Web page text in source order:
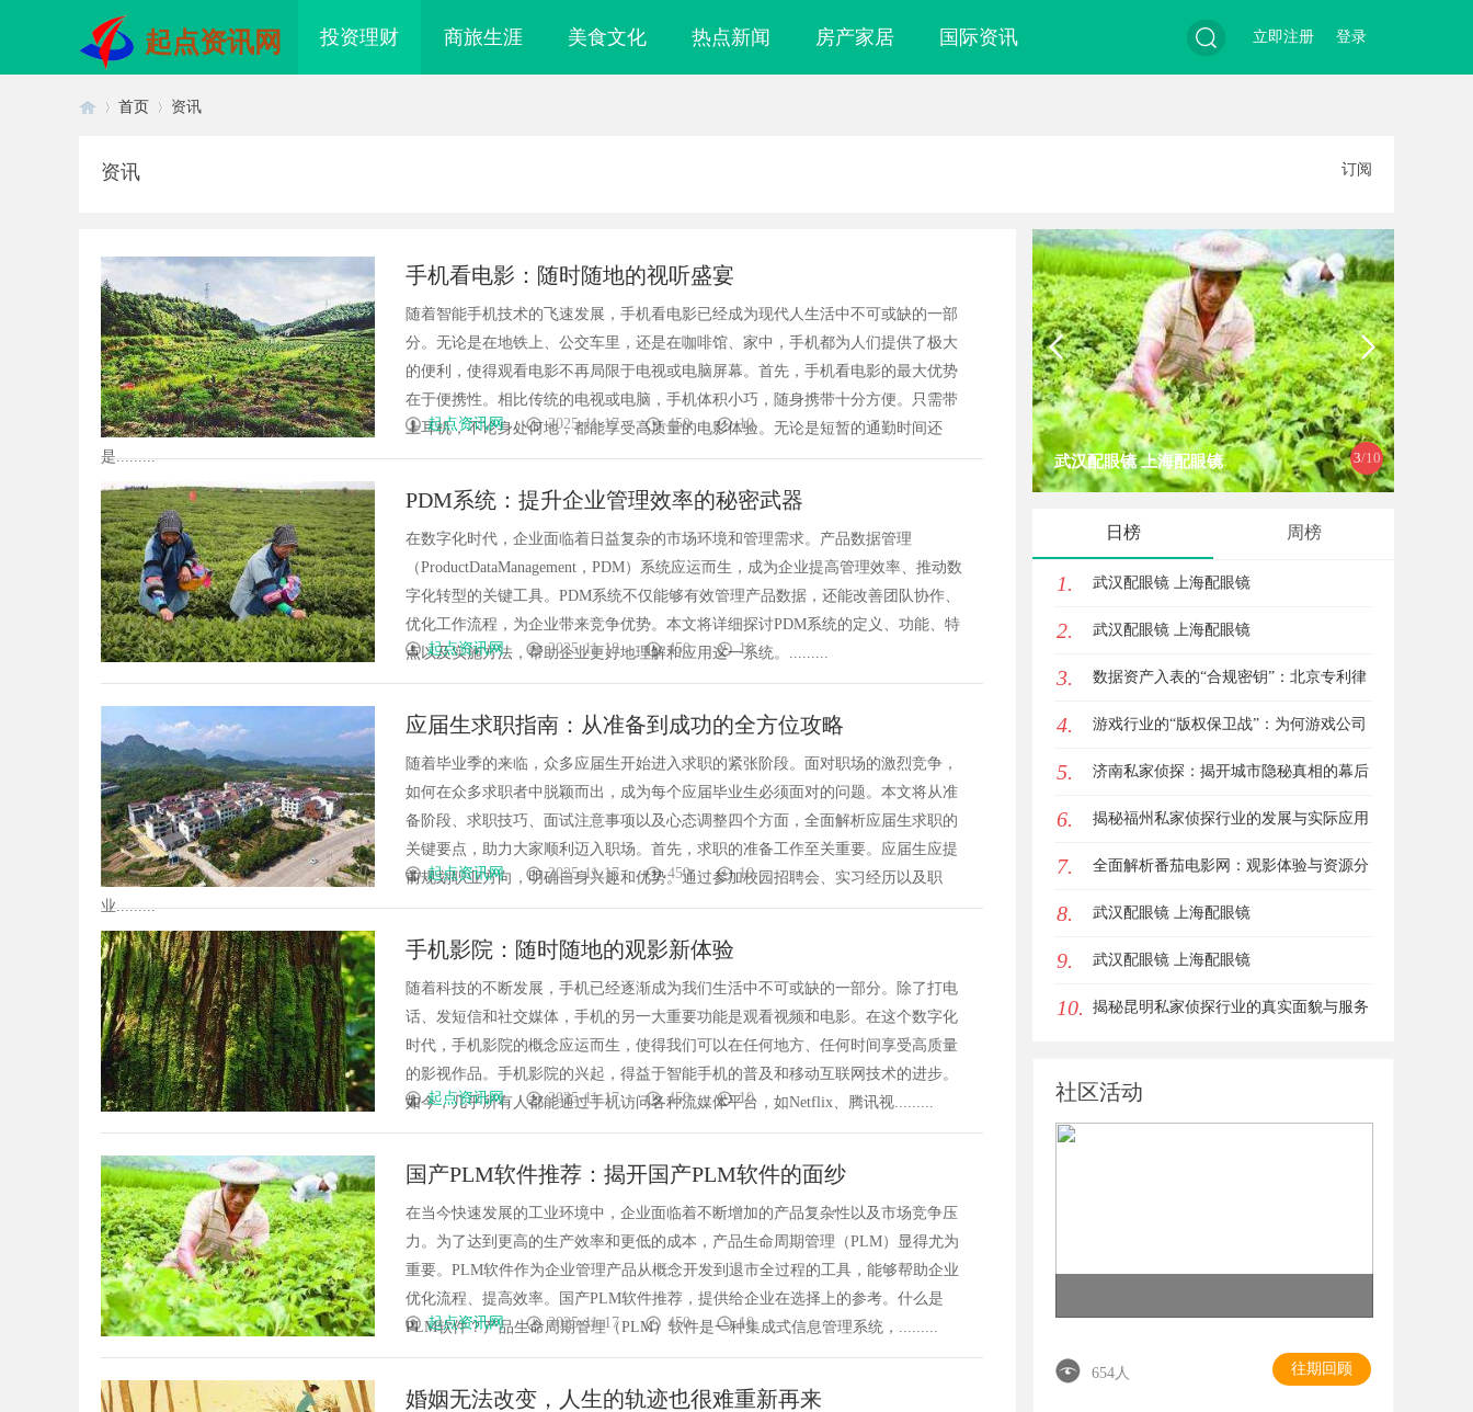
起点资讯网 投资理财 商旅生涯 美食文化 热点新闻 房产家居 国际资讯
索
登录
立即注册
首页 资讯
资讯 订阅
手机看电影：随时随地的视听盛宴
随着智能手机技术的飞速发展，手机看电影已经成为现代人生活中不可或缺的一部
分。无论是在地铁上、公交车里，还是在咖啡馆、家中，手机都为人们提供了极大
的便利，使得观看电影不再局限于电视或电脑屏幕。首先，手机看电影的最大优势
在于便携性。相比传统的电视或电脑，手机体积小巧，随身携带十分方便。只需带
上耳机，不论身处何地，都能享受高质量的电影体验。无论是短暂的通勤时间还
是.........
起点资讯网 2025-11-17 450 10
PDM系统：提升企业管理效率的秘密武器
在数字化时代，企业面临着日益复杂的市场环境和管理需求。产品数据管理
（ProductDataManagement，PDM）系统应运而生，成为企业提高管理效率、推动数
字化转型的关键工具。PDM系统不仅能够有效管理产品数据，还能改善团队协作、
优化工作流程，为企业带来竞争优势。本文将详细探讨PDM系统的定义、功能、特
点以及实施方法，帮助企业更好地理解和应用这一系统。.........
起点资讯网 2025-11-18 450 10
应届生求职指南：从准备到成功的全方位攻略
随着毕业季的来临，众多应届生开始进入求职的紧张阶段。面对职场的激烈竞争，
如何在众多求职者中脱颖而出，成为每个应届毕业生必须面对的问题。本文将从准
备阶段、求职技巧、面试注意事项以及心态调整四个方面，全面解析应届生求职的
关键要点，助力大家顺利迈入职场。首先，求职的准备工作至关重要。应届生应提
前规划职业方向，明确自身兴趣和优势。通过参加校园招聘会、实习经历以及职
业.........
起点资讯网 2025-11-17 450 10
手机影院：随时随地的观影新体验
随着科技的不断发展，手机已经逐渐成为我们生活中不可或缺的一部分。除了打电
话、发短信和社交媒体，手机的另一大重要功能是观看视频和电影。在这个数字化
时代，手机影院的概念应运而生，使得我们可以在任何地方、任何时间享受高质量
的影视作品。手机影院的兴起，得益于智能手机的普及和移动互联网技术的进步。
如今，几乎所有人都能通过手机访问各种流媒体平台，如Netflix、腾讯视.........
起点资讯网 2025-11-17 450 10
国产PLM软件推荐：揭开国产PLM软件的面纱
在当今快速发展的工业环境中，企业面临着不断增加的产品复杂性以及市场竞争压
力。为了达到更高的生产效率和更低的成本，产品生命周期管理（PLM）显得尤为
重要。PLM软件作为企业管理产品从概念开发到退市全过程的工具，能够帮助企业
优化流程、提高效率。国产PLM软件推荐，提供给企业在选择上的参考。什么是
PLM软件？产品生命周期管理（PLM）软件是一种集成式信息管理系统，.........
起点资讯网 2025-11-17 450 10
婚姻无法改变，人生的轨迹也很难重新再来
3/10
动，一眼万年！久匠量身定制
唇，才是你整张脸的点睛之
颜系女生的气质加分项
红果影视：引领新时代影视娱乐的创
新先锋
追风影视：引领数字影视新时代的创
新力量
武汉配眼镜 上海配眼镜
日榜 周榜
1. 武汉配眼镜 上海配眼镜
2. 武汉配眼镜 上海配眼镜
3. 数据资产入表的“合规密钥”：北京专利律
师如何为数据知识产权登记扫清障碍
4. 游戏行业的“版权保卫战”：为何游戏公司
离不开版权律师
5. 济南私家侦探：揭开城市隐秘真相的幕后
英雄
6. 揭秘福州私家侦探行业的发展与实际应用
全解析
7. 全面解析番茄电影网：观影体验与资源分
享的优质平台
8. 武汉配眼镜 上海配眼镜
9. 武汉配眼镜 上海配眼镜
10. 揭秘昆明私家侦探行业的真实面貌与服务
社区活动
654人 往期回顾